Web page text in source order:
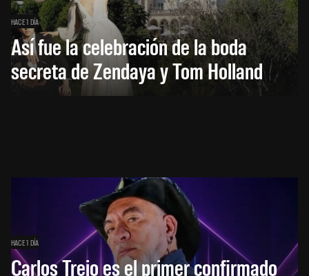
HACE 1 DÍA
Así fue la celebración de la boda
secreta de Zendaya y Tom Holland
HACE 1 DÍA
Carlos Trejo es el primer confirmado